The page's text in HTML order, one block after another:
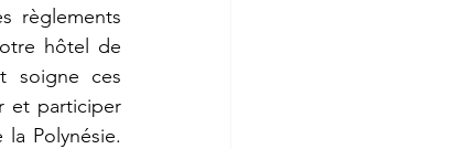
règlements
hôtel de
soigne ces
et participer
Polynésie.